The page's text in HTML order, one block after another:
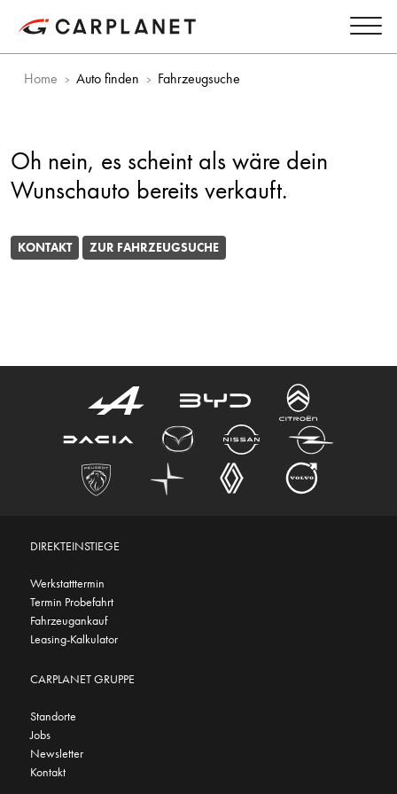
Home Auto finden Fahrzeugsuche
Oh nein, es scheint als wäre dein
Wunschauto bereits verkauft.
KONTAKT ZUR FAHRZEUGSUCHE
DIREKTEINSTIEGE
Werkstatttermin
Termin Probefahrt
Fahrzeugankauf
Leasing-Kalkulator
CARPLANET GRUPPE
Standorte
Jobs
Newsletter
Kontakt